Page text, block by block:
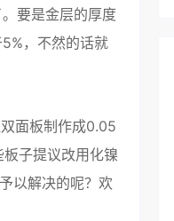
要是金层的厚度
，不然的话就
面板制作成0.05
子提议改用化镍
以解决的呢？欢